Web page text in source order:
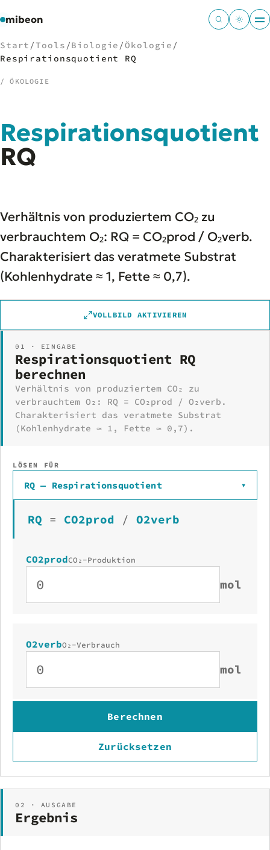
mibeon
01Start
02 MB
03
06Tools
Welten
Start /Tools /Biologie /Ökologie /
Respirationsquotient RQ
/ ÖKOLOGIE
Respirationsquotient
RQ
Verhältnis von produziertem CO₂ zu
verbrauchtem O₂: RQ = CO₂prod / O₂verb.
Charakterisiert das veratmete Substrat
(Kohlenhydrate ≈ 1, Fette ≈ 0,7).
VOLLBILD AKTIVIEREN
01 · EINGABE
Respirationsquotient RQ
berechnen
Verhältnis von produziertem CO₂ zu
verbrauchtem O₂: RQ = CO₂prod / O₂verb.
Charakterisiert das veratmete Substrat
(Kohlenhydrate ≈ 1, Fette ≈ 0,7).
LÖSEN FÜR
RQ — Respirationsquotient ▾
RQ = CO2prod / O2verb
CO2prodCO₂-Produktion
mol
O2verbO₂-Verbrauch
mol
Berechnen
Zurücksetzen
02 · AUSGABE
Ergebnis